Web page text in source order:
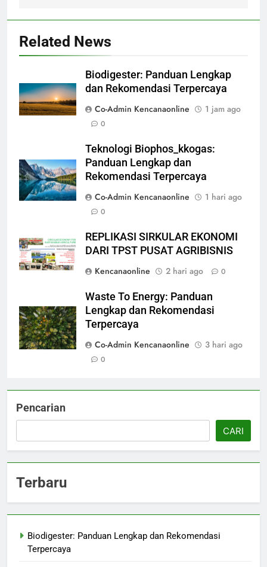
Related News
Biodigester: Panduan Lengkap
dan Rekomendasi Terpercaya
Co-Admin Kencanaonline
1 jam ago
0
Teknologi Biophos_kkogas:
Panduan Lengkap dan
Rekomendasi Terpercaya
Co-Admin Kencanaonline
1 hari ago
0
REPLIKASI SIRKULAR EKONOMI
DARI TPST PUSAT AGRIBISNIS
Kencanaonline
2 hari ago 0
Waste To Energy: Panduan
Lengkap dan Rekomendasi
Terpercaya
Co-Admin Kencanaonline
3 hari ago
0
Pencarian
CARI
Terbaru
Biodigester: Panduan Lengkap dan Rekomendasi
Terpercaya